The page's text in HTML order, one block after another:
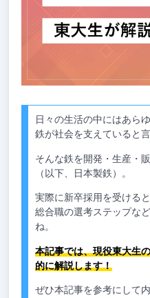
日々の生活の中にはあら
鉄が社会を支えていると
そんな鉄を開発・生産・
（以下、日本製鉄）。
実際に新卒採用を受ける
総合職の選考ステップな
ね。
本記事では、現役東大生
的に解説します！
ぜひ本記事を参考にして